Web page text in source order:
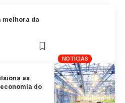
NOTÍCIAS
melhora da
as
do